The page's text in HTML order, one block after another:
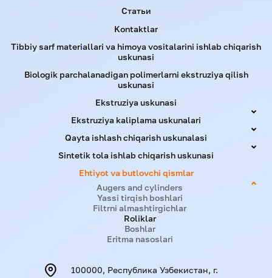
Tibbiy sarf materiallari va himoya vositalarini ishlab chiqarish
uskunasi
Biologik parchalanadigan polimerlarni ekstruziya qilish
uskunasi
Ekstruziya uskunasi
Ekstruziya kaliplama uskunalari
Qayta ishlash chiqarish uskunalasi
Sintetik tola ishlab chiqarish uskunasi
Ehtiyot va butlovchi qismlar
Augers and cylinders
Yassi tirqish boshlari
Filtrni almashtirgichlar
Roliklar
Boshlar
Eritma nasoslari
Статьи
Kontaktlar
100000, Республика Узбекистан, г.